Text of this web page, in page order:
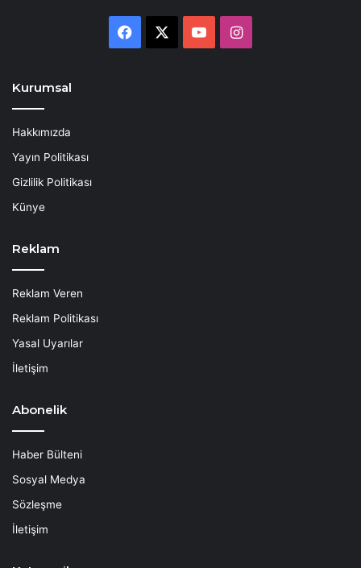
Facebook YouTubeInstagram
Kurumsal
Hakkımızda
Yayın Politikası
Gizlilik Politikası
Künye
Reklam
Reklam Veren
Reklam Politikası
Yasal Uyarılar
İletişim
Abonelik
Haber Bülteni
Sosyal Medya
Sözleşme
İletişim